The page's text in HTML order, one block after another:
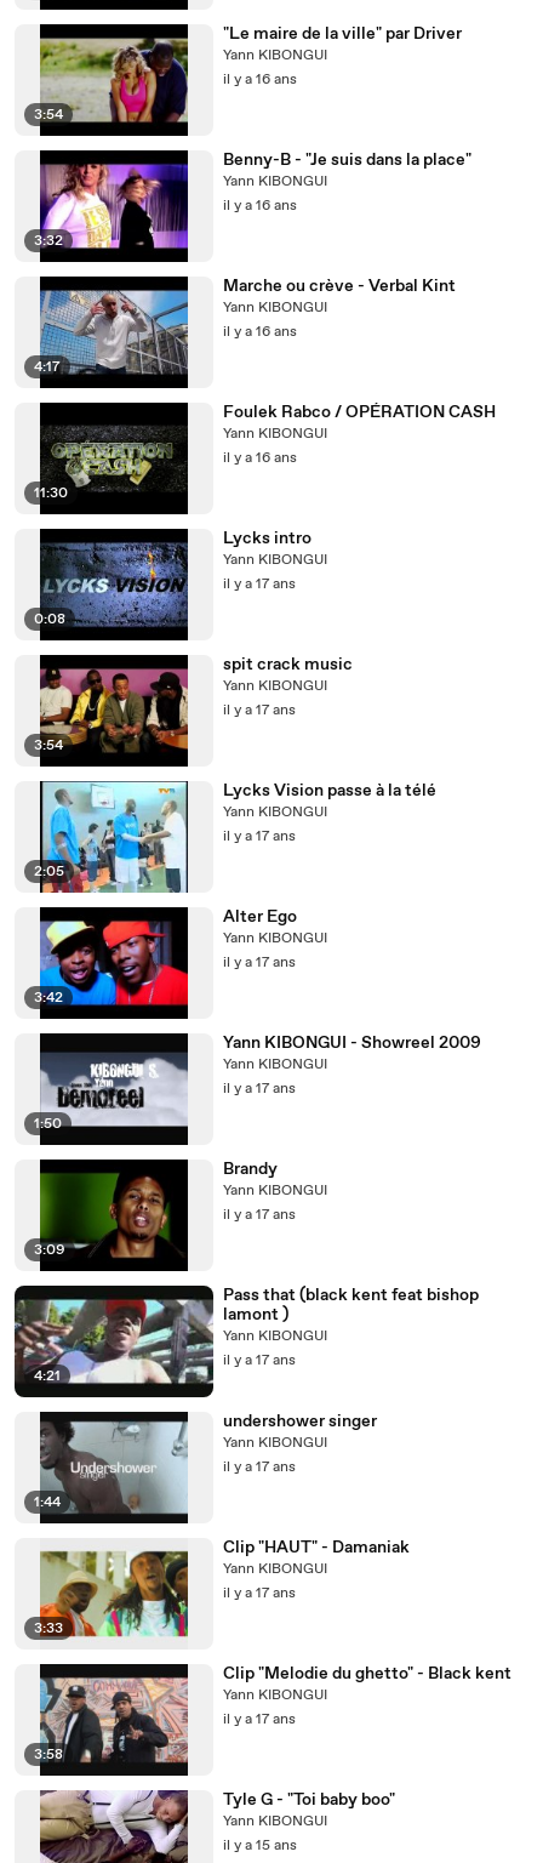
3:54
"Le maire de la ville" par Driver
Yann KIBONGUI
il y a 16 ans
3:32
Benny-B - "Je suis dans la place"
Yann KIBONGUI
il y a 16 ans
4:17
Marche ou crève - Verbal Kint
Yann KIBONGUI
il y a 16 ans
11:30
Foulek Rabco / OPÉRATION CASH
Yann KIBONGUI
il y a 16 ans
0:08
Lycks intro
Yann KIBONGUI
il y a 17 ans
3:54
spit crack music
Yann KIBONGUI
il y a 17 ans
2:05
Lycks Vision passe à la télé
Yann KIBONGUI
il y a 17 ans
3:42
Alter Ego
Yann KIBONGUI
il y a 17 ans
1:50
Yann KIBONGUI - Showreel 2009
Yann KIBONGUI
il y a 17 ans
3:09
Brandy
Yann KIBONGUI
il y a 17 ans
4:21
Pass that (black kent feat bishop
lamont )
Yann KIBONGUI
il y a 17 ans
1:44
undershower singer
Yann KIBONGUI
il y a 17 ans
3:33
Clip "HAUT" - Damaniak
Yann KIBONGUI
il y a 17 ans
3:58
Clip "Melodie du ghetto" - Black kent
Yann KIBONGUI
il y a 17 ans
Tyle G - "Toi baby boo"
Yann KIBONGUI
il y a 15 ans